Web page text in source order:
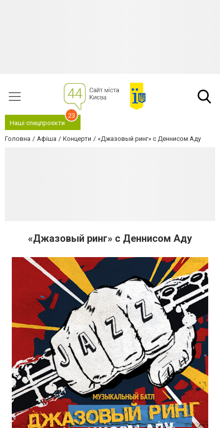
Наші спецпроєкти
23
Головна Афіша Концерти «Джазовый ринг» с Деннисом Аду
«Джазовый ринг» с Деннисом Аду